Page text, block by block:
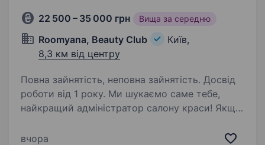
22 500 – 35 000 грн Вища за середню
Roomyana, Beauty Club
Київ,
8,3 км від центру
Повна зайнятість, неповна зайнятість. Досвід
роботи від 1 року. Ми шукаємо саме тебе,
найкращий адміністратор салону краси! Якщо
відповідальна пунктуальна з аналітичним
вчора